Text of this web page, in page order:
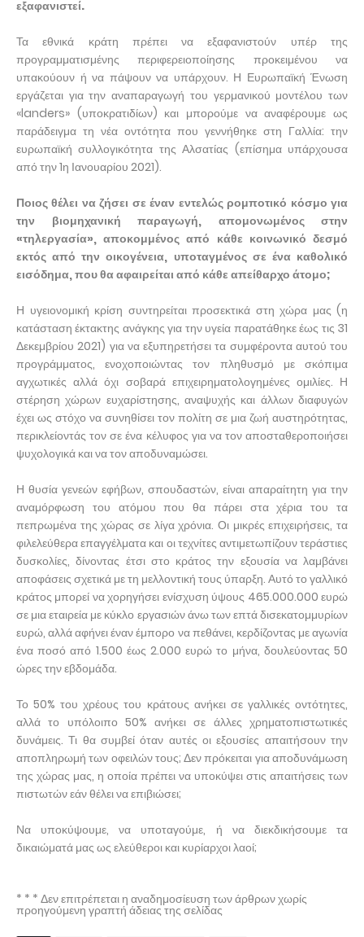
εξαφανιστεί.
Τα εθνικά κράτη πρέπει να εξαφανιστούν υπέρ της
προγραμματισμένης περιφερειοποίησης προκειμένου να
υπακούουν ή να πάψουν να υπάρχουν. Η Ευρωπαϊκή Ένωση
εργάζεται για την αναπαραγωγή του γερμανικού μοντέλου των
«landers» (υποκρατιδίων) και μπορούμε να αναφέρουμε ως
παράδειγμα τη νέα οντότητα που γεννήθηκε στη Γαλλία: την
ευρωπαϊκή συλλογικότητα της Αλσατίας (επίσημα υπάρχουσα
από την 1η Ιανουαρίου 2021).
Ποιος θέλει να ζήσει σε έναν εντελώς ρομποτικό κόσμο για
την βιομηχανική παραγωγή, απομονωμένος στην
«τηλεργασία», αποκομμένος από κάθε κοινωνικό δεσμό
εκτός από την οικογένεια, υποταγμένος σε ένα καθολικό
εισόδημα, που θα αφαιρείται από κάθε απείθαρχο άτομο;
Η υγειονομική κρίση συντηρείται προσεκτικά στη χώρα μας (η
κατάσταση έκτακτης ανάγκης για την υγεία παρατάθηκε έως τις 31
Δεκεμβρίου 2021) για να εξυπηρετήσει τα συμφέροντα αυτού του
προγράμματος, ενοχοποιώντας τον πληθυσμό με σκόπιμα
αγχωτικές αλλά όχι σοβαρά επιχειρηματολογημένες ομιλίες. Η
στέρηση χώρων ευχαρίστησης, αναψυχής και άλλων διαφυγών
έχει ως στόχο να συνηθίσει τον πολίτη σε μια ζωή αυστηρότητας,
περικλείοντάς τον σε ένα κέλυφος για να τον αποσταθεροποιήσει
ψυχολογικά και να τον αποδυναμώσει.
Η θυσία γενεών εφήβων, σπουδαστών, είναι απαραίτητη για την
αναμόρφωση του ατόμου που θα πάρει στα χέρια του τα
πεπρωμένα της χώρας σε λίγα χρόνια. Οι μικρές επιχειρήσεις, τα
φιλελεύθερα επαγγέλματα και οι τεχνίτες αντιμετωπίζουν τεράστιες
δυσκολίες, δίνοντας έτσι στο κράτος την εξουσία να λαμβάνει
αποφάσεις σχετικά με τη μελλοντική τους ύπαρξη. Αυτό το γαλλικό
κράτος μπορεί να χορηγήσει ενίσχυση ύψους 465.000.000 ευρώ
σε μια εταιρεία με κύκλο εργασιών άνω των επτά δισεκατομμυρίων
ευρώ, αλλά αφήνει έναν έμπορο να πεθάνει, κερδίζοντας με αγωνία
ένα ποσό από 1.500 έως 2.000 ευρώ το μήνα, δουλεύοντας 50
ώρες την εβδομάδα.
Το 50% του χρέους του κράτους ανήκει σε γαλλικές οντότητες,
αλλά το υπόλοιπο 50% ανήκει σε άλλες χρηματοπιστωτικές
δυνάμεις. Τι θα συμβεί όταν αυτές οι εξουσίες απαιτήσουν την
αποπληρωμή των οφειλών τους; Δεν πρόκειται για αποδυνάμωση
της χώρας μας, η οποία πρέπει να υποκύψει στις απαιτήσεις των
πιστωτών εάν θέλει να επιβιώσει;
Να υποκύψουμε, να υποταγούμε, ή να διεκδικήσουμε τα
δικαιώματά μας ως ελεύθεροι και κυρίαρχοι λαοί;
* * * Δεν επιτρέπεται η αναδημοσίευση των άρθρων χωρίς
προηγούμενη γραπτή άδειας της σελίδας